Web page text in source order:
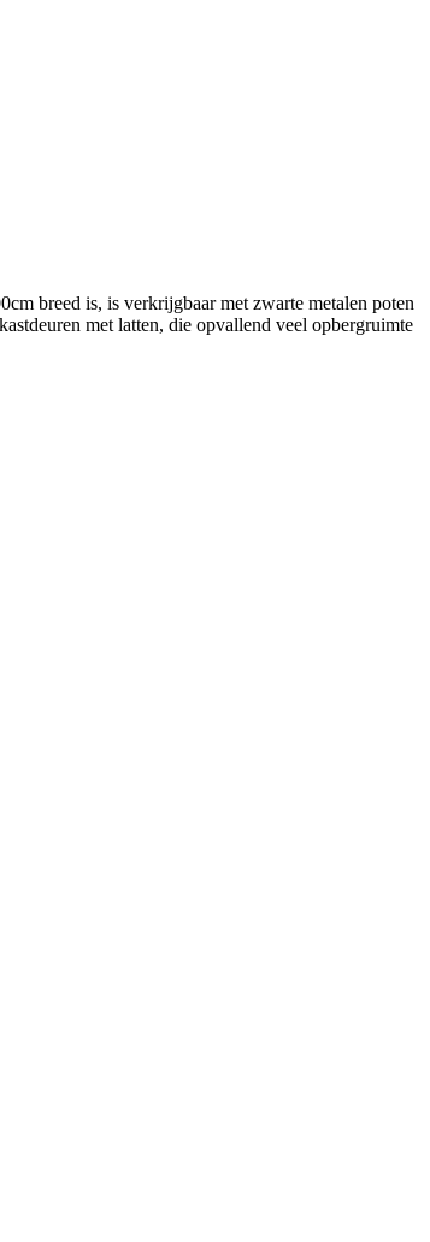
breed is, is verkrijgbaar met zwarte metalen poten
met latten, die opvallend veel opbergruimte